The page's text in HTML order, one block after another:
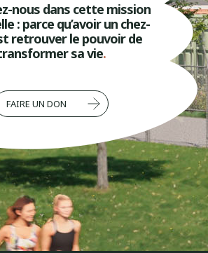
nous dans cette mission
: parce qu’avoir un chez-
retrouver le pouvoir de
sa vie.
FAIRE UN DON